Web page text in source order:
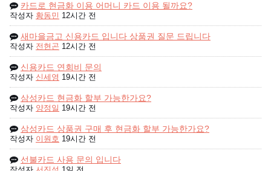
카드로 현금화 이용 어머니 카드 이용 될까요?
작성자 황동민 12시간 전
새마을금고 신용카드 입니다 상품권 질문 드립니다
작성자 전현곤 12시간 전
신용카드 연회비 문의
작성자 신세영 19시간 전
삼성카드 현금화 할부 가능한가요?
작성자 양정일 19시간 전
삼성카드 상품권 구매 후 현금화 할부 가능한가요?
작성자 이원호 19시간 전
선불카드 사용 문의 입니다